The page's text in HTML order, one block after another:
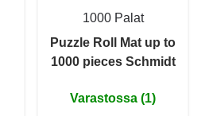
1000 Palat
Puzzle Roll Mat up to
1000 pieces Schmidt
Varastossa (1)